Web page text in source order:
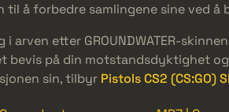
til å forbedre samlingene sine ved å
i arven etter GROUNDWATER-
bevis på din motstandsdyktighet og
sin, tilbyr Pistols CS2 (CS:GO)